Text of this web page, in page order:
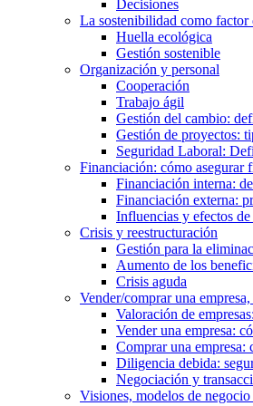
Decisiones
La sostenibilidad como factor
Huella ecológica
Gestión sostenible
Organización y personal
Cooperación
Trabajo ágil
Gestión del cambio:
Gestión de proyectos:
Seguridad Laboral:
Financiación: cómo asegurar
Financiación interna:
Financiación externa:
Influencias y efectos
Crisis y reestructuración
Gestión para la
Aumento de los
Crisis aguda
Vender/comprar una
Valoración de
Vender una empresa:
Comprar una
Diligencia debida:
Negociación y
Visiones, modelos de negocio